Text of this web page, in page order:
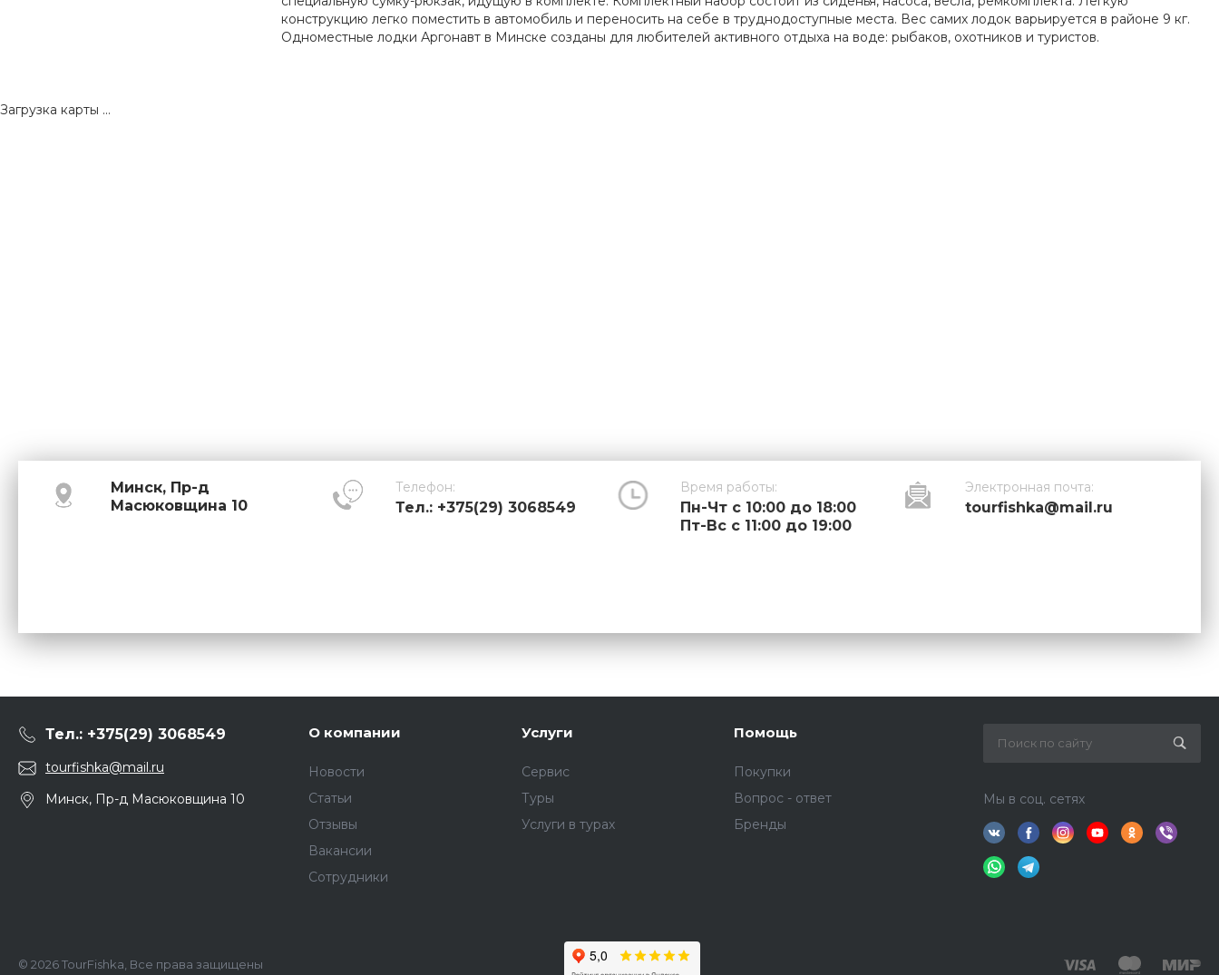
конструкцию легко поместить в автомобиль и переносить на себе в труднодоступные места. Вес самих лодок варьируется в районе 9 кг.
Одноместные лодки Аргонавт в Минске созданы для любителей активного отдыха на воде: рыбаков, охотников и туристов.
Загрузка карты ...
Минск, Пр-д
Масюковщина 10
Телефон:
Тел.: +375(29) 3068549
Время работы:
Пн-Чт с 10:00 до 18:00
Пт-Вс с 11:00 до 19:00
Электронная почта:
tourfishka@mail.ru
Тел.: +375(29) 3068549
tourfishka@mail.ru
Минск, Пр-д Масюковщина 10
О компании
Новости
Статьи
Отзывы
Вакансии
Сотрудники
Услуги
Сервис
Туры
Услуги в турах
Помощь
Покупки
Вопрос - ответ
Бренды
Мы в соц. сетях
© 2026 TourFishka, Все права защищены